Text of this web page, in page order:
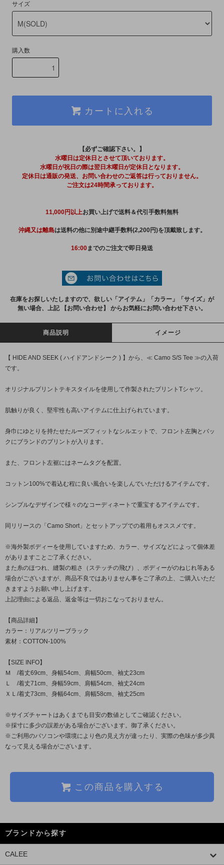
サイズ
購入数
カートに入れる
【必ずご確認下さい。】
水曜日は定休日とさせて頂いております。
水曜日が祝日の際は翌日木曜日が定休日となります。
定休日は通販の発送、お問い合わせのご返答は行っておりません。
ご注文は24時間承っております。
11,000円以上お買い上げで送料＆代引手数料無料
沖縄又は離島は送料の他に別途中継手数料(2,200円)を頂戴致します。
16:00までのご注文で即日発送
在庫をお探しいたしますので、欲しい「アイテム」「カラー」「サイズ」が
無い場合、上記 【お問い合わせ】 からお気軽にお問い合わせ下さい。
商品説明 イメージ
【 HIDE AND SEEK ( ハイドアンドシーク ) 】から、≪ Camo S/S Tee ≫の入荷
です。
オリジナルプリントテキスタイルを使用して作製されたプリントTシャツ。
肌触りが良く、堅牢性も高いアイテムに仕上げられています。
身巾にゆとりを持たせたルーズフィットなシルエットで、フロント左胸とバッ
クにブランドのプリントが入ります。
また、フロント左裾にはネームタグを配置。
コットン100%で着込む程に良い風合いを楽しんでいただけるアイテムです。
シンプルなデザインで様々のなコーディネートで重宝するアイテムです。
同リリースの「Camo Short」とセットアップでの着用もオススメです。
※海外製ボディーを使用していますため、カラー、サイズなどによって個体差
がありますことご了承ください。
また糸のほつれ、縫製の粗さ（ステッチの飛び）、ボディーがのねじれ等ある
場合がございますが、商品不良ではありません事をご了承の上、ご購入いただ
きますようお願い申し上げます。
上記理由による返品、返金等は一切おこなっておりません。
【商品詳細】
カラー：リアルツリーブラック
素材：COTTON-100%
【SIZE INFO】
Ｍ /着丈69cm、身幅54cm、肩幅50cm、袖丈23cm
Ｌ /着丈71cm、身幅59cm、肩幅54cm、袖丈24cm
ＸＬ/着丈73cm、身幅64cm、肩幅58cm、袖丈25cm
※サイズチャートはあくまでも目安の数値としてご確認ください。
※採寸に多少の誤差がある場合がございます。御了承ください。
※ご利用のパソコンや環境により色の見え方が違ったり、実際の色味が多少異
なって見える場合がございます。
この商品を購入する
ブランドから探す
CALEE